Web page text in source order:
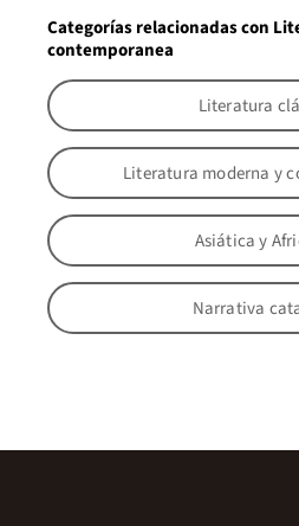
Categorías relacionadas con
contemporanea
Literatura
Literatura moderna y
Asiática y
Narrativa